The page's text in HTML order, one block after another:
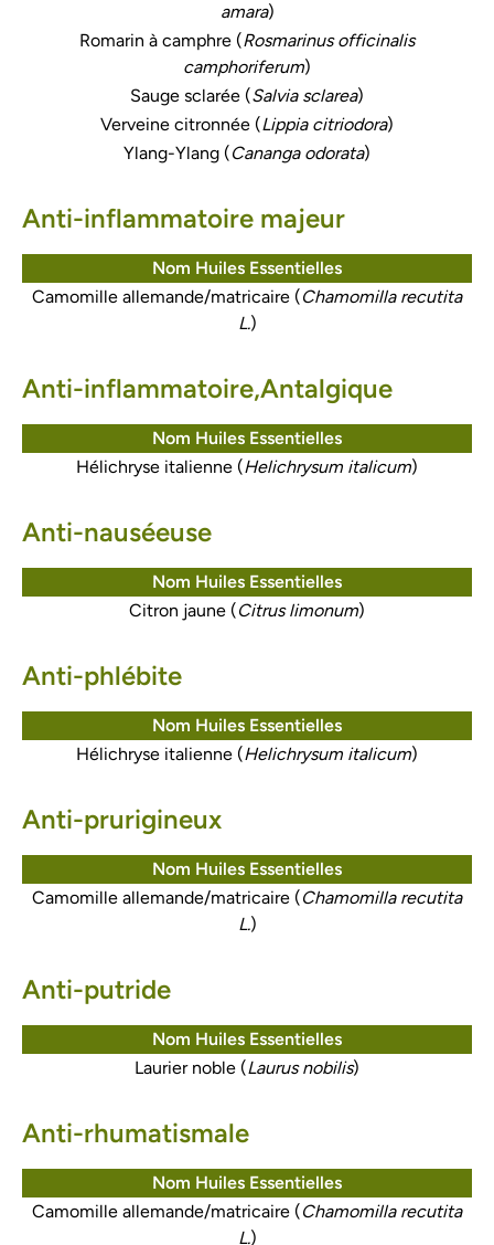
amara)
Romarin à camphre (Rosmarinus officinalis
camphoriferum)
Sauge sclarée (Salvia sclarea)
Verveine citronnée (Lippia citriodora)
Ylang-Ylang (Cananga odorata)
Anti-inflammatoire majeur
Nom Huiles Essentielles
Camomille allemande/matricaire (Chamomilla recutita
L.)
Anti-inflammatoire,Antalgique
Nom Huiles Essentielles
Hélichryse italienne (Helichrysum italicum)
Anti-nauséeuse
Nom Huiles Essentielles
Citron jaune (Citrus limonum)
Anti-phlébite
Nom Huiles Essentielles
Hélichryse italienne (Helichrysum italicum)
Anti-prurigineux
Nom Huiles Essentielles
Camomille allemande/matricaire (Chamomilla recutita
L.)
Anti-putride
Nom Huiles Essentielles
Laurier noble (Laurus nobilis)
Anti-rhumatismale
Nom Huiles Essentielles
Camomille allemande/matricaire (Chamomilla recutita
L.)